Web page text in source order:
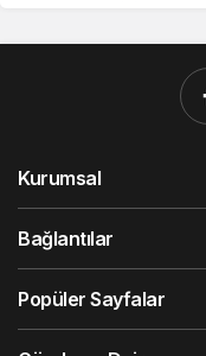
Kurumsal
Bağlantılar
Popüler Sayfalar